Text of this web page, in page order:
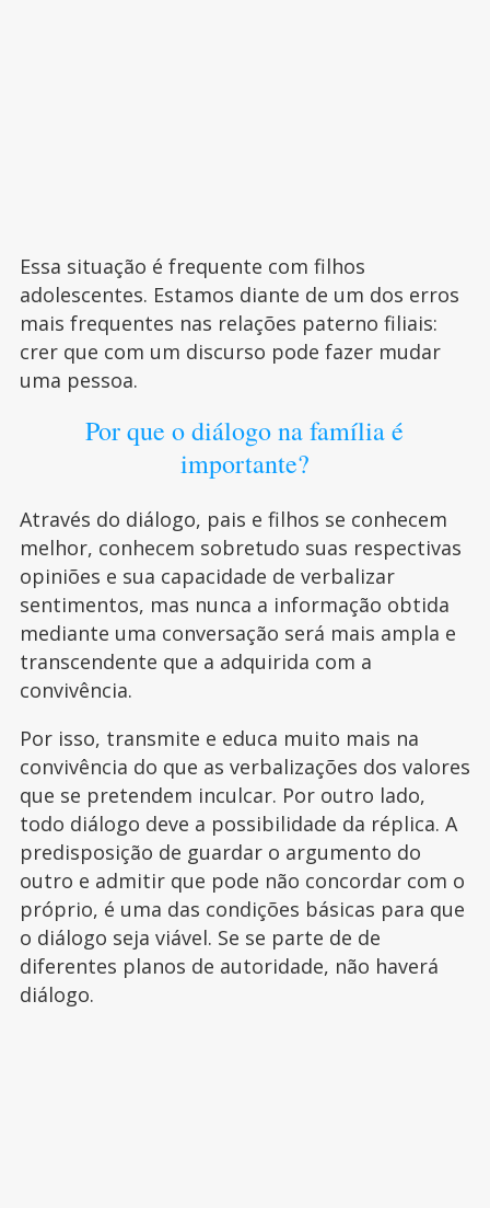
Essa situação é frequente com filhos
adolescentes. Estamos diante de um dos erros
mais frequentes nas relações paterno filiais:
crer que com um discurso pode fazer mudar
uma pessoa.
Por que o diálogo na família é
importante?
Através do diálogo, pais e filhos se conhecem
melhor, conhecem sobretudo suas respectivas
opiniões e sua capacidade de verbalizar
sentimentos, mas nunca a informação obtida
mediante uma conversação será mais ampla e
transcendente que a adquirida com a
convivência.
Por isso, transmite e educa muito mais na
convivência do que as verbalizações dos valores
que se pretendem inculcar. Por outro lado,
todo diálogo deve a possibilidade da réplica. A
predisposição de guardar o argumento do
outro e admitir que pode não concordar com o
próprio, é uma das condições básicas para que
o diálogo seja viável. Se se parte de de
diferentes planos de autoridade, não haverá
diálogo.